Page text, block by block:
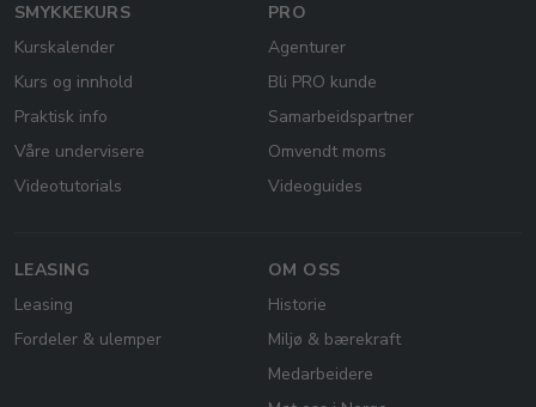
SMYKKEKURS
Kurskalender
Kurs og innhold
Praktisk info
Våre undervisere
Videotutorials
PRO
Agenturer
Bli PRO kunde
Samarbeidspartner
Omvendt moms
Videoguides
LEASING
Leasing
Fordeler & ulemper
OM OSS
Historie
Miljø & bærekraft
Medarbeidere